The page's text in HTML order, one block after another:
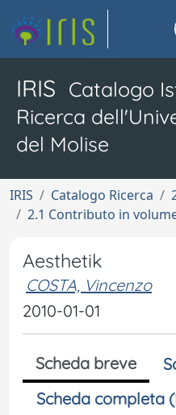
IRIS Catalogo
Ricerca
del Molise
IRIS Catalogo Ricerca
2.1 Contributo in
Aesthetik
COSTA, Vincenzo
2010-01-01
Scheda breve
Scheda completa